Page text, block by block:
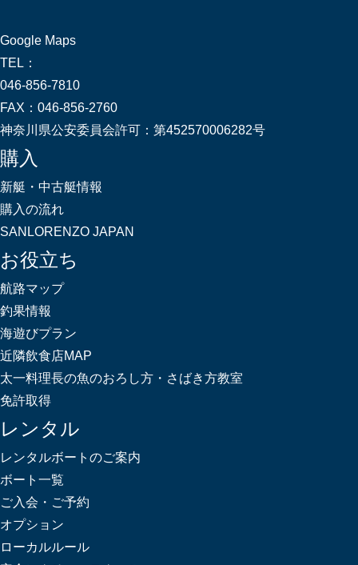
Google Maps
TEL：
046-856-7810
FAX： 046-856-2760
神奈川県公安委員会許可： 第452570006282号
購入
新艇・中古艇情報
購入の流れ
SANLORENZO JAPAN
お役立ち
航路マップ
釣果情報
海遊びプラン
近隣飲食店MAP
太一料理長の魚のおろし方・さばき方教室
免許取得
レンタル
レンタルボートのご案内
ボート一覧
ご入会・ご予約
オプション
ローカルルール